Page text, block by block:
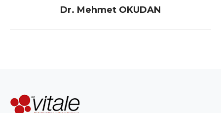
Previous
Dr. Mehmet OKUDAN